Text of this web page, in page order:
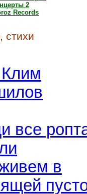
2
Records
стихи
все
в